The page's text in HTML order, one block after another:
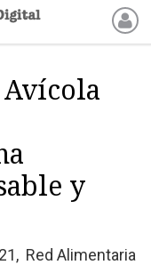
y
Red Alimentaria